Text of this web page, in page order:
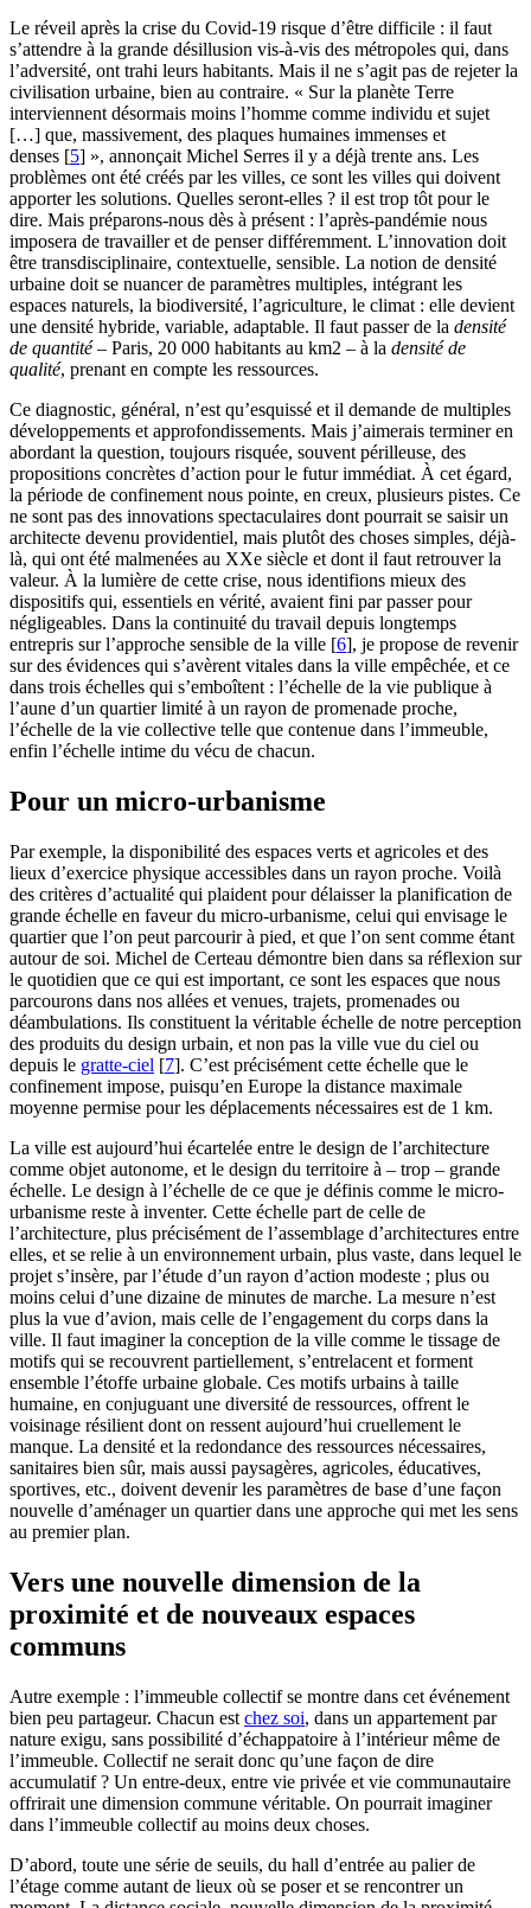
Le réveil après la crise du Covid-19 risque d’être difficile : il faut
s’attendre à la grande désillusion vis-à-vis des métropoles qui, dans
l’adversité, ont trahi leurs habitants. Mais il ne s’agit pas de rejeter la
civilisation urbaine, bien au contraire. « Sur la planète Terre
interviennent désormais moins l’homme comme individu et sujet
[…] que, massivement, des plaques humaines immenses et
denses [5] », annonçait Michel Serres il y a déjà trente ans. Les
problèmes ont été créés par les villes, ce sont les villes qui doivent
apporter les solutions. Quelles seront-elles ? il est trop tôt pour le
dire. Mais préparons-nous dès à présent : l’après-pandémie nous
imposera de travailler et de penser différemment. L’innovation doit
être transdisciplinaire, contextuelle, sensible. La notion de densité
urbaine doit se nuancer de paramètres multiples, intégrant les
espaces naturels, la biodiversité, l’agriculture, le climat : elle devient
une densité hybride, variable, adaptable. Il faut passer de la densité
de quantité– Paris, 20 000 habitants au km2 – à la densité de
qualité, prenant en compte les ressources.
Ce diagnostic, général, n’est qu’esquissé et il demande de multiples
développements et approfondissements. Mais j’aimerais terminer en
abordant la question, toujours risquée, souvent périlleuse, des
propositions concrètes d’action pour le futur immédiat. À cet égard,
la période de confinement nous pointe, en creux, plusieurs pistes. Ce
ne sont pas des innovations spectaculaires dont pourrait se saisir un
architecte devenu providentiel, mais plutôt des choses simples, déjà-
là, qui ont été malmenées au XXe siècle et dont il faut retrouver la
valeur. À la lumière de cette crise, nous identifions mieux des
dispositifs qui, essentiels en vérité, avaient fini par passer pour
négligeables. Dans la continuité du travail depuis longtemps
entrepris sur l’approche sensible de la ville [6], je propose de revenir
sur des évidences qui s’avèrent vitales dans la ville empêchée, et ce
dans trois échelles qui s’emboîtent : l’échelle de la vie publique à
l’aune d’un quartier limité à un rayon de promenade proche,
l’échelle de la vie collective telle que contenue dans l’immeuble,
enfin l’échelle intime du vécu de chacun.
Pour un micro-urbanisme
Par exemple, la disponibilité des espaces verts et agricoles et des
lieux d’exercice physique accessibles dans un rayon proche. Voilà
des critères d’actualité qui plaident pour délaisser la planification de
grande échelle en faveur du micro-urbanisme, celui qui envisage le
quartier que l’on peut parcourir à pied, et que l’on sent comme étant
autour de soi. Michel de Certeau démontre bien dans sa réflexion sur
le quotidien que ce qui est important, ce sont les espaces que nous
parcourons dans nos allées et venues, trajets, promenades ou
déambulations. Ils constituent la véritable échelle de notre perception
des produits du design urbain, et non pas la ville vue du ciel ou
depuis le gratte-ciel [7]. C’est précisément cette échelle que le
confinement impose, puisqu’en Europe la distance maximale
moyenne permise pour les déplacements nécessaires est de 1 km.
La ville est aujourd’hui écartelée entre le design de l’architecture
comme objet autonome, et le design du territoire à – trop – grande
échelle. Le design à l’échelle de ce que je définis comme le micro-
urbanisme reste à inventer. Cette échelle part de celle de
l’architecture, plus précisément de l’assemblage d’architectures entre
elles, et se relie à un environnement urbain, plus vaste, dans lequel le
projet s’insère, par l’étude d’un rayon d’action modeste ; plus ou
moins celui d’une dizaine de minutes de marche. La mesure n’est
plus la vue d’avion, mais celle de l’engagement du corps dans la
ville. Il faut imaginer la conception de la ville comme le tissage de
motifs qui se recouvrent partiellement, s’entrelacent et forment
ensemble l’étoffe urbaine globale. Ces motifs urbains à taille
humaine, en conjuguant une diversité de ressources, offrent le
voisinage résilient dont on ressent aujourd’hui cruellement le
manque. La densité et la redondance des ressources nécessaires,
sanitaires bien sûr, mais aussi paysagères, agricoles, éducatives,
sportives, etc., doivent devenir les paramètres de base d’une façon
nouvelle d’aménager un quartier dans une approche qui met les sens
au premier plan.
Vers une nouvelle dimension de la
proximité et de nouveaux espaces
communs
Autre exemple : l’immeuble collectif se montre dans cet événement
bien peu partageur. Chacun est chez soi, dans un appartement par
nature exigu, sans possibilité d’échappatoire à l’intérieur même de
l’immeuble. Collectif ne serait donc qu’une façon de dire
accumulatif ? Un entre-deux, entre vie privée et vie communautaire
offrirait une dimension commune véritable. On pourrait imaginer
dans l’immeuble collectif au moins deux choses.
D’abord, toute une série de seuils, du hall d’entrée au palier de
l’étage comme autant de lieux où se poser et se rencontrer un